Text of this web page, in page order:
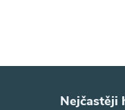
Nejčastěji